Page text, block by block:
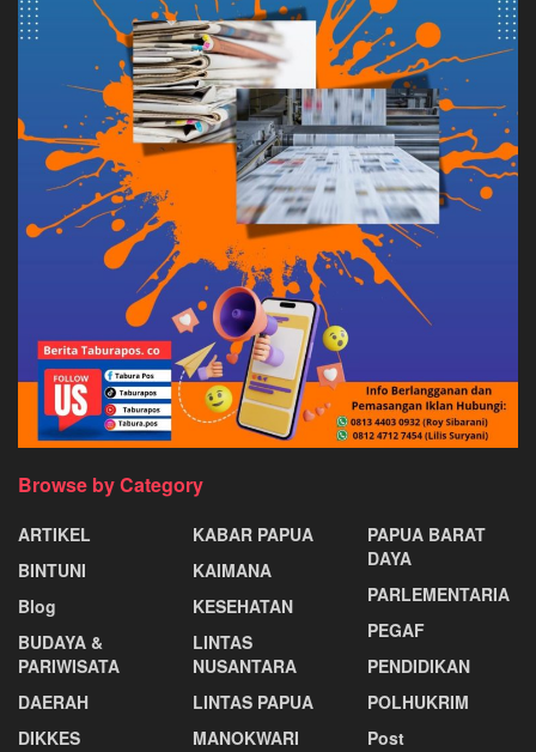
Browse by Category
ARTIKEL
BINTUNI
Blog
BUDAYA &
PARIWISATA
DAERAH
DIKKES
KABAR PAPUA
KAIMANA
KESEHATAN
LINTAS
NUSANTARA
LINTAS PAPUA
MANOKWARI
PAPUA BARAT
DAYA
PARLEMENTARIA
PEGAF
PENDIDIKAN
POLHUKRIM
Post